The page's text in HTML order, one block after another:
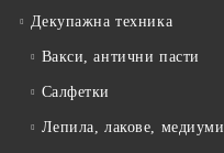
Декупажна техника
Вакси, антични пасти
Салфетки
Лепила, лакове, медиуми